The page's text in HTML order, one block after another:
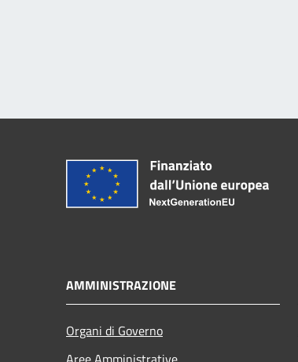
AMMINISTRAZIONE
Organi di Governo